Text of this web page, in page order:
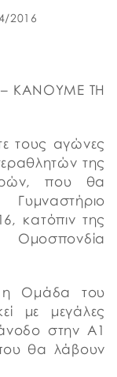
2016
ΚΑΝΟΥΜΕ ΤΗ
τους αγώνες
της
που θα
κατόπιν της
Ομοσπονδία
η Ομάδα του
με μεγάλες
στην Α1
θα λάβουν